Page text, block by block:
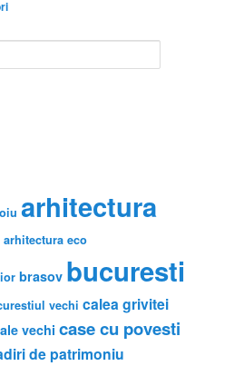
arhitectura
arhitectura eco
brasov bucuresti
vechi calea grivitei
vechi case cu povesti
de patrimoniu